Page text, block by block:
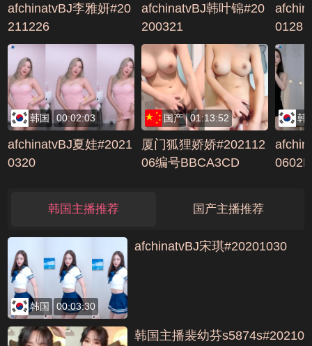
afchinatvBJ李雅妍#20
211226
afchinatvBJ韩叶锦#20
200321
0128
韩国 00:02:03
afchinatvBJ夏娃#2021
0320
国产 01:13:52
厦门狐狸娇娇#202112
06编号BBCA3CD
韩
韩国主播推荐 国产主播推荐
韩国 00:03:30
afchinatvBJ宋琪#20201030
韩国主播裴幼芬s5874s#20210